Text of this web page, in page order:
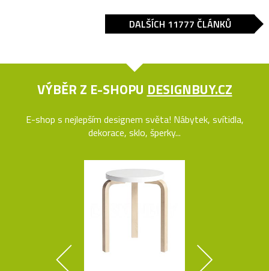
DALŠÍCH 11777 ČLÁNKŮ
VÝBĚR Z E-SHOPU DESIGNBUY.CZ
E-shop s nejlepším designem světa! Nábytek, svítidla,
dekorace, sklo, šperky...